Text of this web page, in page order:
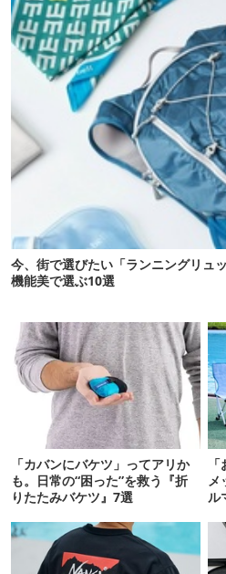
今、街で選びたい「ランニングリュ
機能美で選ぶ10選
「カバンにバケツ」ってアリか
も。日常の“困った”を救う『折
りたたみバケツ』7選
メ
ル